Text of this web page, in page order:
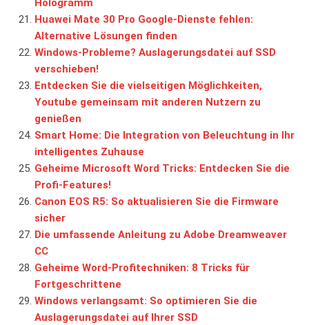
Hologramm
Huawei Mate 30 Pro Google-Dienste fehlen:
Alternative Lösungen finden
Windows-Probleme? Auslagerungsdatei auf SSD
verschieben!
Entdecken Sie die vielseitigen Möglichkeiten,
Youtube gemeinsam mit anderen Nutzern zu
genießen
Smart Home: Die Integration von Beleuchtung in Ihr
intelligentes Zuhause
Geheime Microsoft Word Tricks: Entdecken Sie die
Profi-Features!
Canon EOS R5: So aktualisieren Sie die Firmware
sicher
Die umfassende Anleitung zu Adobe Dreamweaver
CC
Geheime Word-Profitechniken: 8 Tricks für
Fortgeschrittene
Windows verlangsamt: So optimieren Sie die
Auslagerungsdatei auf Ihrer SSD